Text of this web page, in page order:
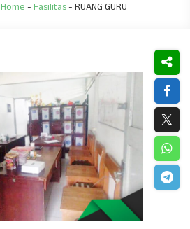
Home-Fasilitas-RUANG GURU